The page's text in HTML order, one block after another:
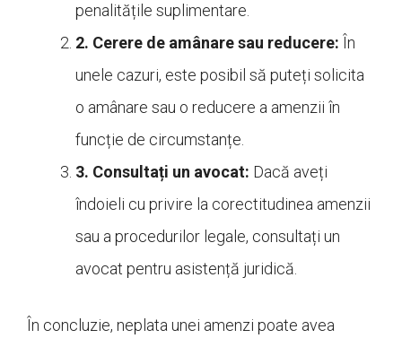
penalitățile suplimentare.
2. Cerere de amânare sau reducere: În
unele cazuri, este posibil să puteți solicita
o amânare sau o reducere a amenzii în
funcție de circumstanțe.
3. Consultați un avocat: Dacă aveți
îndoieli cu privire la corectitudinea amenzii
sau a procedurilor legale, consultați un
avocat pentru asistență juridică.
În concluzie, neplata unei amenzi poate avea